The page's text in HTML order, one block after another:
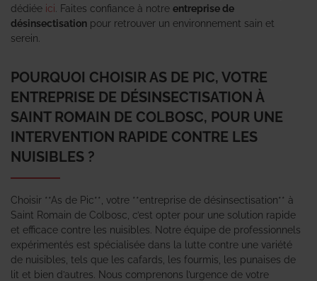
dédiée ici . Faites confiance à notre entreprise de
désinsectisation pour retrouver un environnement sain et
serein.
POURQUOI CHOISIR AS DE PIC, VOTRE
ENTREPRISE DE DÉSINSECTISATION À
SAINT ROMAIN DE COLBOSC, POUR UNE
INTERVENTION RAPIDE CONTRE LES
NUISIBLES ?
Choisir **As de Pic**, votre **entreprise de désinsectisation** à
Saint Romain de Colbosc, c’est opter pour une solution rapide
et efficace contre les nuisibles. Notre équipe de professionnels
expérimentés est spécialisée dans la lutte contre une variété
de nuisibles, tels que les cafards, les fourmis, les punaises de
lit et bien d’autres. Nous comprenons l’urgence de votre